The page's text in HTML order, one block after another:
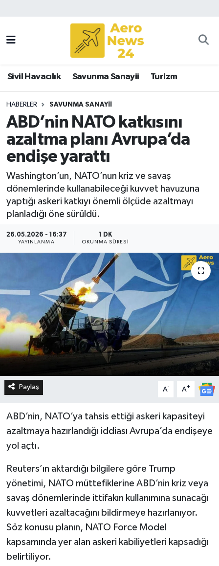
Sivil Havacılık Savunma Sanayii Turizm
HABERLER SAVUNMA SANAYII
ABD’nin NATO katkısını
azaltma planı Avrupa’da
endişe yarattı
Washington’un, NATO’nun kriz ve savaş
dönemlerinde kullanabileceği kuvvet havuzuna
yaptığı askeri katkıyı önemli ölçüde azaltmayı
planladığı öne sürüldü.
26.05.2026 - 16:37
YAYINLANMA
1 DK
OKUNMA SÜRESI
Paylaş A- A+
ABD’nin, NATO’ya tahsis ettiği askeri kapasiteyi
azaltmaya hazırlandığı iddiası Avrupa’da endişeye
yol açtı.
Reuters’ın aktardığı bilgilere göre Trump
yönetimi, NATO müttefiklerine ABD’nin kriz veya
savaş dönemlerinde ittifakın kullanımına sunacağı
kuvvetleri azaltacağını bildirmeye hazırlanıyor.
Söz konusu planın, NATO Force Model
kapsamında yer alan askeri kabiliyetleri kapsadığı
belirtiliyor.